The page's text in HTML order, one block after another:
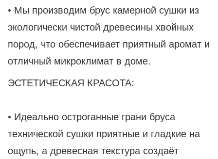
• Мы производим брус камерной сушки из
экологически чистой древесины хвойных
пород, что обеспечивает приятный аромат и
отличный микроклимат в доме.
ЭСТЕТИЧЕСКАЯ КРАСОТА:
• Идеально остроганные грани бруса
технической сушки приятные и гладкие на
ощупь, а древесная текстура создаёт